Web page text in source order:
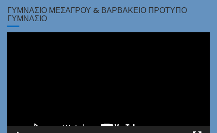
ΓΥΜΝΆΣΙΟ ΜΕΣΑΓΡΟΎ & ΒΑΡΒΆΚΕΙΟ ΠΡΌΤΥΠΟ
ΓΥΜΝΆΣΙΟ